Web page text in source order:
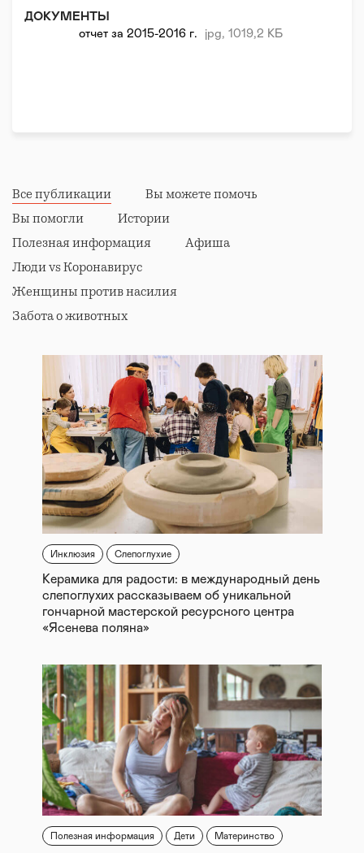
ДОКУМЕНТЫ
отчет за 2015-2016 г.
jpg, 1019,2 КБ
Все публикации
Вы можете помочь
Вы помогли
Истории
Полезная информация
Афиша
Люди vs Коронавирус
Женщины против насилия
Забота о животных
Инклюзия Слепоглухие
Керамика для радости: в международный день
слепоглухих рассказываем об уникальной
гончарной мастерской ресурсного центра
«Ясенева поляна»
Полезная информация Дети Материнство